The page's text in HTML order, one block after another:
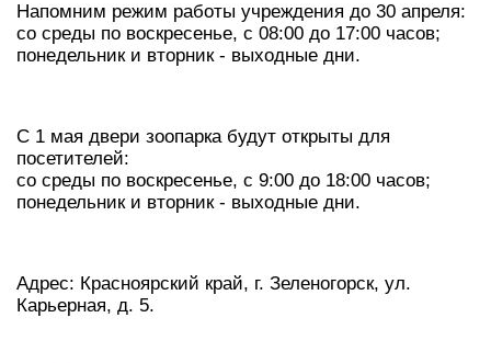
Напомним режим работы учреждения до 30 апреля:
со среды по воскресенье, с 08:00 до 17:00 часов;
понедельник и вторник - выходные дни.
С 1 мая двери зоопарка будут открыты для
посетителей:
со среды по воскресенье, с 9:00 до 18:00 часов;
понедельник и вторник - выходные дни.
Адрес: Красноярский край, г. Зеленогорск, ул.
Карьерная, д. 5.